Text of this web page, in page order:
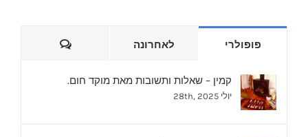
פופולרי לאחרונה הערות
קמין – שאלות ותשובות מאת מוקד חום.
יולי 28th, 2025